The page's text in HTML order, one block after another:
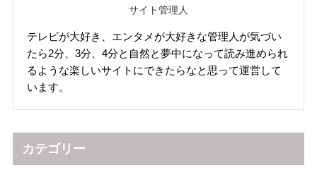
サイト管理人
テレビが大好き、エンタメが大好きな管理人が気づい
たら2分、3分、4分と自然と夢中になって読み進められ
るような楽しいサイトにできたらなと思って運営して
います。
カテゴリー